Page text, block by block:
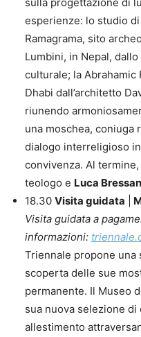
esperienze: lo studio
Ramagrama, sito
Lumbini, in Nepal,
culturale; la Abrahamic
Dhabi dall’architetto
riunendo
una moschea,
dialogo interreligioso
convivenza. Al
teologo e Luca Bressan
18.30 Visita guidata
Visita guidata a
informazioni:
Triennale propone
scoperta delle sue
permanente. Il Museo
sua nuova selezione
allestimento